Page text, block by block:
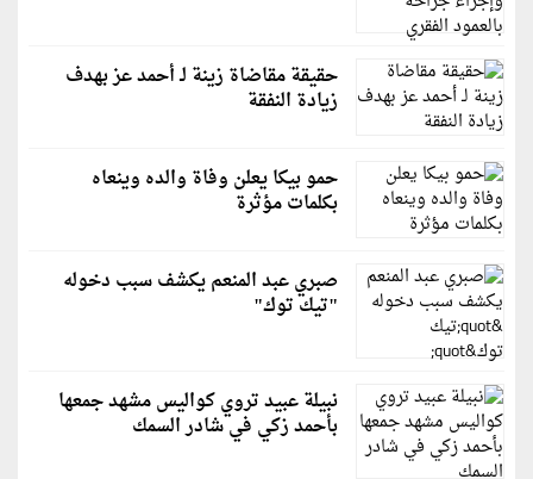
حقيقة مقاضاة زينة لـ أحمد عز بهدف
زيادة النفقة
حمو بيكا يعلن وفاة والده وينعاه
بكلمات مؤثرة
صبري عبد المنعم يكشف سبب دخوله
"تيك توك"
نبيلة عبيد تروي كواليس مشهد جمعها
بأحمد زكي في شادر السمك